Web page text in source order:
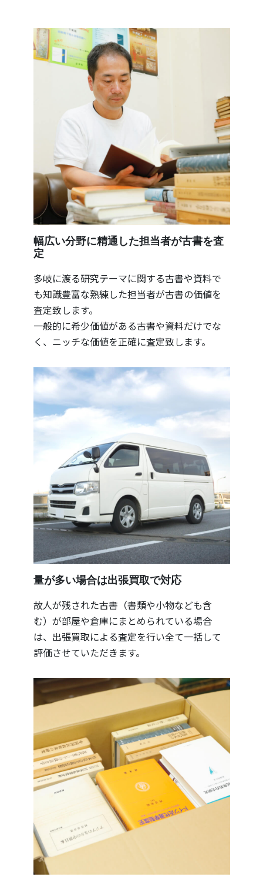
幅広い分野に精通した担当者が古書を査
定
多岐に渡る研究テーマに関する古書や資料で
も知識豊富な熟練した担当者が古書の価値を
査定致します。
一般的に希少価値がある古書や資料だけでな
く、ニッチな価値を正確に査定致します。
量が多い場合は出張買取で対応
故人が残された古書（書類や小物なども含
む）が部屋や倉庫にまとめられている場合
は、出張買取による査定を行い全て一括して
評価させていただきます。